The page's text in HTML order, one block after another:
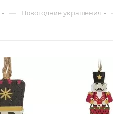
— Новогодние украшения